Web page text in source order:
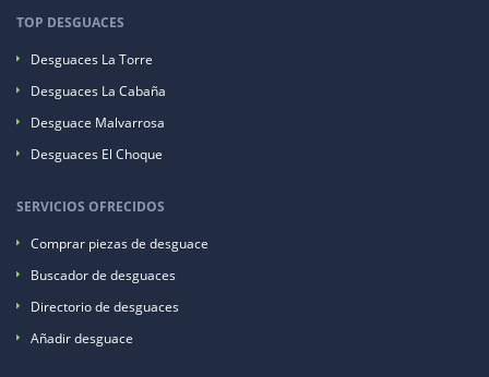
TOP DESGUACES
Desguaces La Torre
Desguaces La Cabaña
Desguace Malvarrosa
Desguaces El Choque
SERVICIOS OFRECIDOS
Comprar piezas de desguace
Buscador de desguaces
Directorio de desguaces
Añadir desguace